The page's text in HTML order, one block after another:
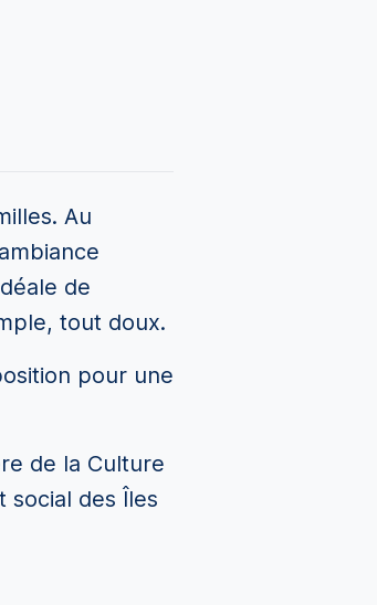
Au
de
tout doux.
pour une
de la Culture
social des Îles